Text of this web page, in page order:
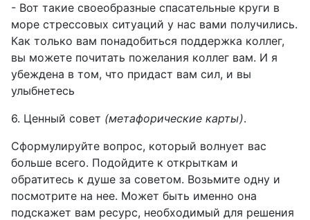
- Вот такие своеобразные спасательные круги в
море стрессовых ситуаций у нас вами получились.
Как только вам понадобиться поддержка коллег,
вы можете почитать пожелания коллег вам. И я
убеждена в том, что придаст вам сил, и вы
улыбнетесь
6. Ценный совет (метафорические карты).
Сформулируйте вопрос, который волнует вас
больше всего. Подойдите к открыткам и
обратитесь к душе за советом. Возьмите одну и
посмотрите на нее. Может быть именно она
подскажет вам ресурс, необходимый для решения